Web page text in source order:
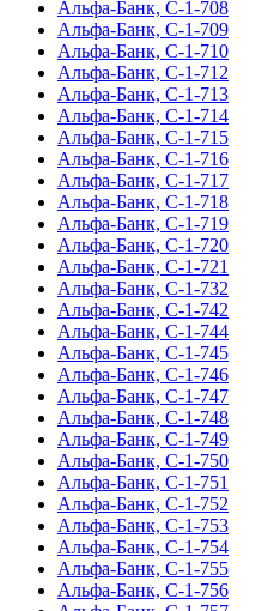
Альфа-Банк, С-1-708
Альфа-Банк, С-1-709
Альфа-Банк, С-1-710
Альфа-Банк, С-1-712
Альфа-Банк, С-1-713
Альфа-Банк, С-1-714
Альфа-Банк, С-1-715
Альфа-Банк, С-1-716
Альфа-Банк, С-1-717
Альфа-Банк, С-1-718
Альфа-Банк, С-1-719
Альфа-Банк, С-1-720
Альфа-Банк, С-1-721
Альфа-Банк, С-1-732
Альфа-Банк, С-1-742
Альфа-Банк, С-1-744
Альфа-Банк, С-1-745
Альфа-Банк, С-1-746
Альфа-Банк, С-1-747
Альфа-Банк, С-1-748
Альфа-Банк, С-1-749
Альфа-Банк, С-1-750
Альфа-Банк, С-1-751
Альфа-Банк, С-1-752
Альфа-Банк, С-1-753
Альфа-Банк, С-1-754
Альфа-Банк, С-1-755
Альфа-Банк, С-1-756